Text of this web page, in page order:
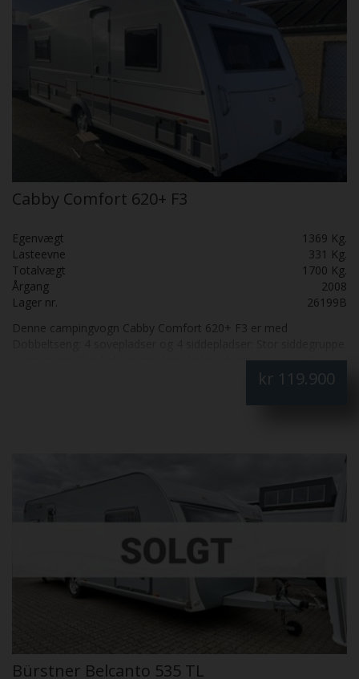
Cabby Comfort 620+ F3
Egenvægt
1369 Kg.
Lasteevne
331 Kg.
Totalvægt
1700 Kg.
Årgang
2008
Lager nr.
26199B
Denne campingvogn Cabby Comfort 620+ F3 er med
i sort læder, Flot køkken med høj køleskab og emhætte, Stor
dobbeltseng, Flot badeværelse, Cykelholder, Mover og Isabella
kr 119.900
Bürstner Belcanto 535 TL